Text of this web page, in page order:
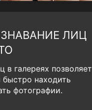
ЛИЦ
в галереях позволяет
быстро находить
фотографии.